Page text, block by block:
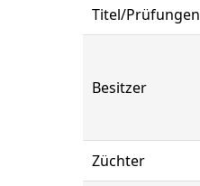
Titel/Prüfungen
Besitzer
Züchter